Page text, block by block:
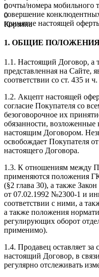
почты/номера мобильного
совершение
принятие настоящей
1. ОБЩИЕ
1.1. Настоящий Договор, а
представленная на Сайте,
соответствии со ст. 435 и
1.2. Акцепт настоящей
согласие Покупателя со
безоговорочное их
обязанности, возложенные
настоящим Договором.
освобождает Покупателя
настоящего Договора.
1.3. К отношениям между
применяются положения
(§2 глава 30), а также
от 07.02.1992 №2300-1 и
соответствии с ними, а
а также положения
регулирующих оборот
применимо).
1.4. Продавец оставляет
настоящий Договор, в
регулярно отслеживать
0
0
Корзина